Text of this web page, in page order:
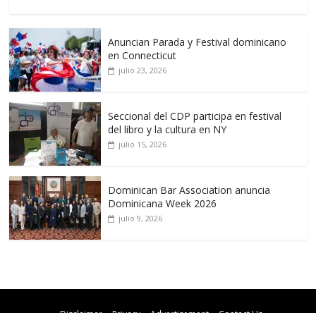
Anuncian Parada y Festival dominicano
en Connecticut
julio 23, 2026
Seccional del CDP participa en festival
del libro y la cultura en NY
julio 15, 2026
Dominican Bar Association anuncia
Dominicana Week 2026
julio 9, 2026